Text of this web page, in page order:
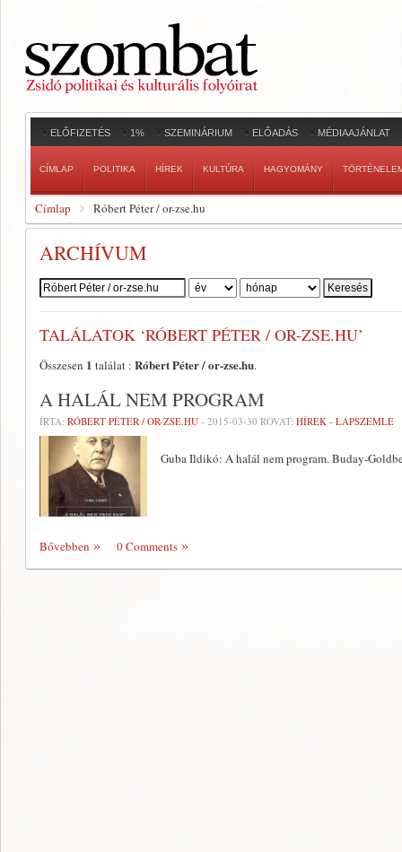
ELŐFIZETÉS 1% SZEMINÁRIUM ELŐADÁS MÉDIAAJÁNLAT
CÍMLAP POLITIKA HÍREK KULTÚRA HAGYOMÁNY
Címlap Róbert Péter / or-zse.hu
ARCHÍVUM
Szerző:
TALÁLATOK ‘RÓBERT PÉTER / OR-ZSE.HU’
Összesen 1 találat : Róbert Péter / or-zse.hu.
A HALÁL NEM PROGRAM
ÍRTA: RÓBERT PÉTER / OR-ZSE.HU - 2015-03-30 ROVAT: HÍREK - LAPSZEMLE
Guba Ildikó: A halál nem program. Buday-
Bővebben 0 Comments